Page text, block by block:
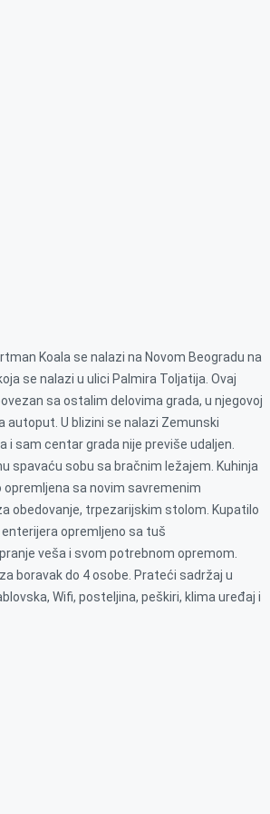
Koala se nalazi na Novom Beogradu na
se nalazi u ulici Palmira Toljatija. Ovaj
sa ostalim delovima grada, u njegovoj
autoput. U blizini se nalazi Zemunski
i sam centar grada nije previše udaljen.
spavaću sobu sa bračnim ležajem. Kuhinja
sa novim savremenim
obedovanje, trpezarijskim stolom. Kupatilo
opremljeno sa tuš
veša i svom potrebnom opremom.
boravak do 4 osobe. Prateći sadržaj u
Wifi, posteljina, peškiri, klima uređaj i